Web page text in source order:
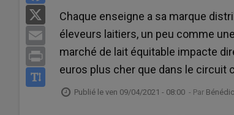
Email
Print
Chaque enseigne a sa marque
éleveurs laitiers, un peu comme
marché de lait équitable impacte
euros plus cher que dans le circuit
Publié le ven 09/04/2021 - 08:00 - Par